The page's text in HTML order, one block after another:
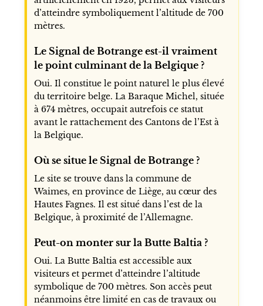
d’atteindre symboliquement l’altitude de 700
mètres.
Le Signal de Botrange est-il vraiment
le point culminant de la Belgique ?
Oui. Il constitue le point naturel le plus élevé
du territoire belge. La Baraque Michel, située
à 674 mètres, occupait autrefois ce statut
avant le rattachement des Cantons de l’Est à
la Belgique.
Où se situe le Signal de Botrange ?
Le site se trouve dans la commune de
Waimes, en province de Liège, au cœur des
Hautes Fagnes. Il est situé dans l’est de la
Belgique, à proximité de l’Allemagne.
Peut-on monter sur la Butte Baltia ?
Oui. La Butte Baltia est accessible aux
visiteurs et permet d’atteindre l’altitude
symbolique de 700 mètres. Son accès peut
néanmoins être limité en cas de travaux ou